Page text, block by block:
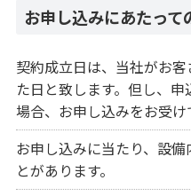
お申し込みにあたって
契約成立日は、当社がお
た日と致します。但し、
場合、お申し込みをお受け
お申し込みに当たり、設
とがあります。